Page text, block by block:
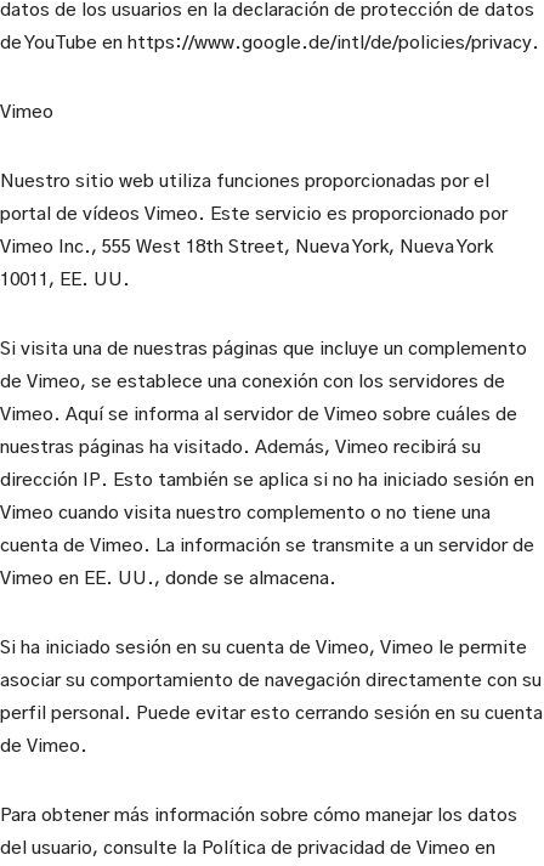
datos de los usuarios en la declaración de protección de datos
de YouTube en https://www.google.de/intl/de/policies/privacy.
Vimeo
Nuestro sitio web utiliza funciones proporcionadas por el
portal de vídeos Vimeo. Este servicio es proporcionado por
Vimeo Inc., 555 West 18th Street, Nueva York, Nueva York
10011, EE. UU.
Si visita una de nuestras páginas que incluye un complemento
de Vimeo, se establece una conexión con los servidores de
Vimeo. Aquí se informa al servidor de Vimeo sobre cuáles de
nuestras páginas ha visitado. Además, Vimeo recibirá su
dirección IP. Esto también se aplica si no ha iniciado sesión en
Vimeo cuando visita nuestro complemento o no tiene una
cuenta de Vimeo. La información se transmite a un servidor de
Vimeo en EE. UU., donde se almacena.
Si ha iniciado sesión en su cuenta de Vimeo, Vimeo le permite
asociar su comportamiento de navegación directamente con su
perfil personal. Puede evitar esto cerrando sesión en su cuenta
de Vimeo.
Para obtener más información sobre cómo manejar los datos
del usuario, consulte la Política de privacidad de Vimeo en